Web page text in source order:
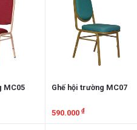
MC05 Ghế hội trường MC07
590.000 ₫